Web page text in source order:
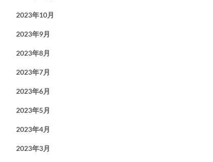
2023年10月
2023年9月
2023年8月
2023年7月
2023年6月
2023年5月
2023年4月
2023年3月